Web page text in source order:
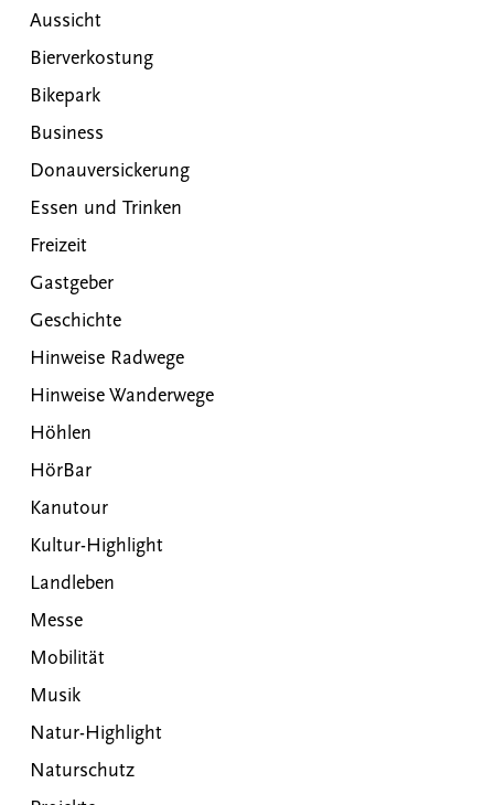
Aussicht
Bierverkostung
Bikepark
Business
Donauversickerung
Essen und Trinken
Freizeit
Gastgeber
Geschichte
Hinweise Radwege
Hinweise Wanderwege
Höhlen
HörBar
Kanutour
Kultur-Highlight
Landleben
Messe
Mobilität
Musik
Natur-Highlight
Naturschutz